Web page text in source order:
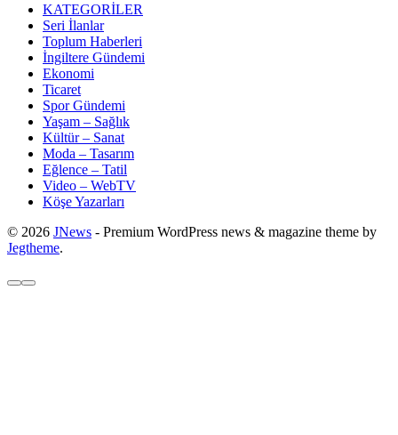
KATEGORİLER
Seri İlanlar
Toplum Haberleri
İngiltere Gündemi
Ekonomi
Ticaret
Spor Gündemi
Yaşam – Sağlık
Kültür – Sanat
Moda – Tasarım
Eğlence – Tatil
Video – WebTV
Köşe Yazarları
© 2026 JNews - Premium WordPress news & magazine theme by
Jegtheme.